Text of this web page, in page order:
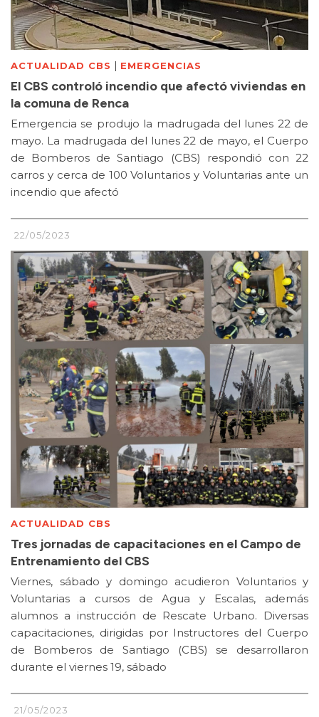
ACTUALIDAD CBS | EMERGENCIAS
El CBS controló incendio que afectó viviendas en
la comuna de Renca
Emergencia se produjo la madrugada del lunes 22 de
mayo. La madrugada del lunes 22 de mayo, el Cuerpo
de Bomberos de Santiago (CBS) respondió con 22
carros y cerca de 100 Voluntarios y Voluntarias ante un
incendio que afectó
22/05/2023
ACTUALIDAD CBS
Tres jornadas de capacitaciones en el Campo de
Entrenamiento del CBS
Viernes, sábado y domingo acudieron Voluntarios y
Voluntarias a cursos de Agua y Escalas, además
alumnos a instrucción de Rescate Urbano. Diversas
capacitaciones, dirigidas por Instructores del Cuerpo
de Bomberos de Santiago (CBS) se desarrollaron
durante el viernes 19, sábado
21/05/2023